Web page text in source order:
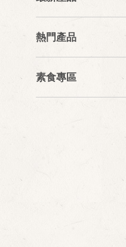
熱門產品
素食專區